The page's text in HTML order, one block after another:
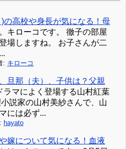
の高校や身長が気になる！母
キローコです。 徹子の部屋
場しますね。 お子さんが二
: キローコ
旦那（夫）、子供は？父親
ラマによく登場する山村紅葉
説家の山村美紗さんで、山
には必ず...
hayato
嫁について気になる！血液